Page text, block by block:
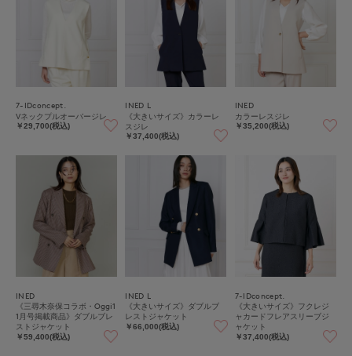
7-IDconcept.
Vネックプルオーバージレ
￥29,700(税込)
INED L
《大きいサイズ》カラーレ
スジレ
￥37,400(税込)
INED
カラーレスジレ
￥35,200(税込)
INED
《三尋木奈保コラボ・Oggi1
1月号掲載商品》ダブルブレ
ストジャケット
￥59,400(税込)
INED L
《大きいサイズ》ダブルブ
レストジャケット
￥66,000(税込)
7-IDconcept.
《大きいサイズ》フクレジ
ャカードフレアスリーブジ
ャケット
￥37,400(税込)